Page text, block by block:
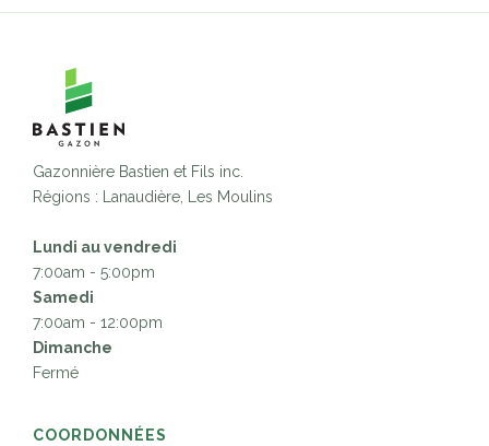
Gazonnière Bastien et Fils inc.
Régions : Lanaudière, Les Moulins
Lundi au vendredi
7:00am - 5:00pm
Samedi
7:00am - 12:00pm
Dimanche
Fermé
COORDONNÉES